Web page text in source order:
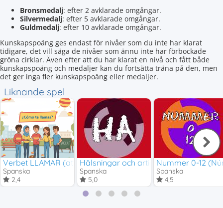
Bronsmedalj: efter 2 avklarade omgångar.
Silvermedalj: efter 5 avklarade omgångar.
Guldmedalj: efter 10 avklarade omgångar.
Kunskapspoäng ges endast för nivåer som du inte har klarat
tidigare, det vill säga de nivåer som ännu inte har förbockade
gröna cirklar. Även efter att du har klarat en nivå och fått både
kunskapspoäng och medaljer kan du fortsätta träna på den, men
det ger inga fler kunskapspoäng eller medaljer.
Liknande spel
Verbet LLAMAR (att heta och presentera sig)
Spanska
2,4
Hälsningar och artighetsfraser
Spanska
5,0
Nummer 0-12
Spanska
4,5